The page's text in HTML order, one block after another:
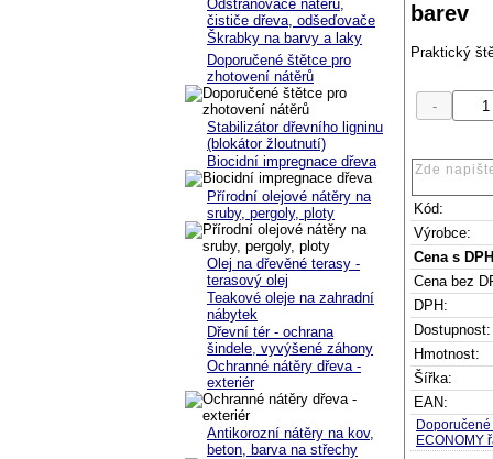
barev
Praktický
Kód:
Výrobce:
Cena s
Cena bez
DPH:
Dostupnost:
Hmotnost:
Šířka:
EAN:
ECONOMY
Odstraňovače nátěrů,
čističe dřeva, odšeďovače
Škrabky na barvy a laky
Doporučené štětce pro
zhotovení nátěrů
Stabilizátor dřevního ligninu
(blokátor žloutnutí)
Biocidní impregnace dřeva
Přírodní olejové nátěry na
sruby, pergoly, ploty
Olej na dřevěné terasy -
terasový olej
Teakové oleje na zahradní
nábytek
Dřevní tér - ochrana
šindele, vyvýšené záhony
Ochranné nátěry dřeva -
exteriér
Antikorozní nátěry na kov,
beton, barva na střechy